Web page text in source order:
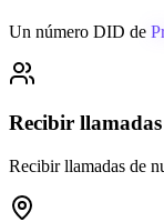
Un número DID de
Recibir llamadas
Recibir llamadas de